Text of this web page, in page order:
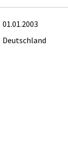
01.01.2003
Deutschland